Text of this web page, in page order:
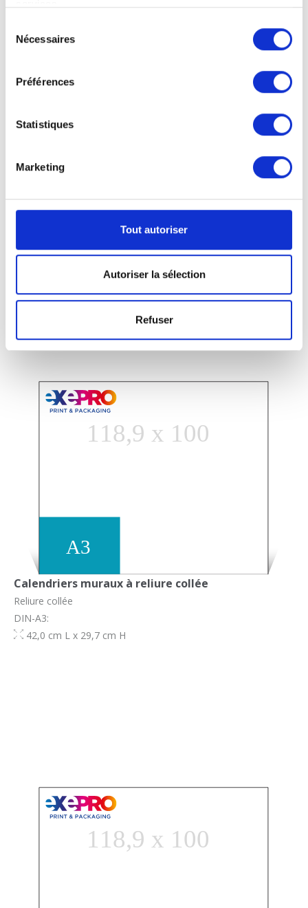
Nécessaires
Préférences
Statistiques
Marketing
Tout autoriser
Autoriser la sélection
Refuser
Calendriers muraux à reliure collée
DIN-A5:
21,0 cm L x 14,8 cm H
Calendriers muraux à reliure collée
Reliure collée
DIN-A3:
42,0 cm L x 29,7 cm H